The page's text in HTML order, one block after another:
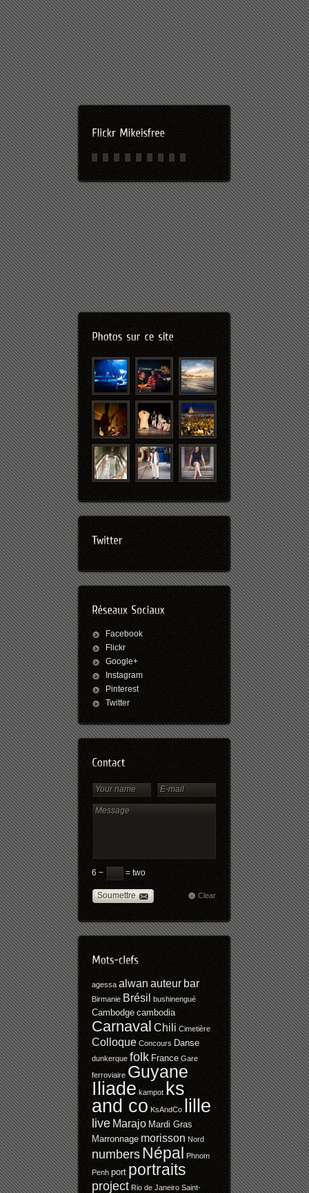
Facebook
Flickr
Google+
Instagram
Pinterest
Twitter
6 − = two
Soumettre Clear
agessa alwan auteur bar
Birmanie Brésil bushinengué
Cambodge cambodia
Carnaval Chili Cimetière
Colloque Concours Danse
dunkerque folk France Gare
ferroviaire Guyane
Iliade kampot ks
and co KsAndCo lille
live Marajo Mardi Gras
Marronnage morisson Nord
numbers Népal Phnom
Penh port portraits
project Rio de Janeiro Saint-